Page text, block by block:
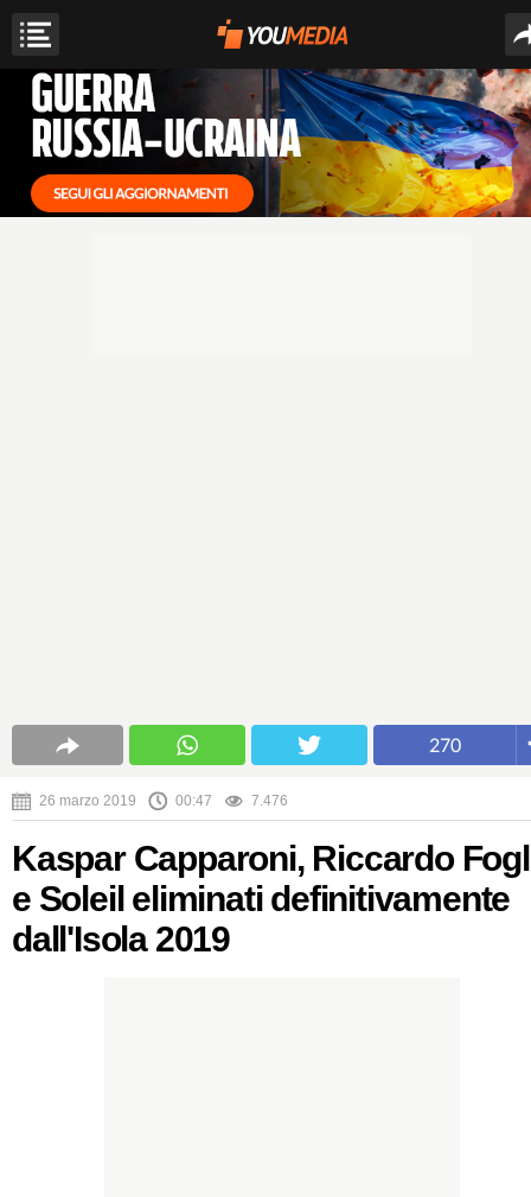
270
26 marzo 2019 00:47 7.476
Kaspar Capparoni, Riccardo
e Soleil eliminati definitivamente
dall'Isola 2019